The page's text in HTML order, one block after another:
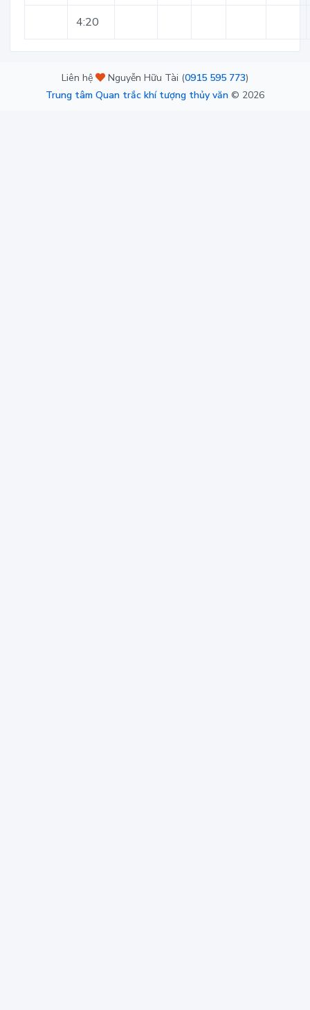
4:20
Liên hệ Nguyễn Hữu Tài (0915 595 773)
Trung tâm Quan trắc khí tượng thủy văn © 2026